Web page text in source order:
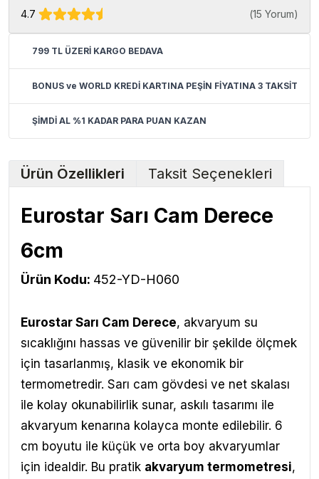
4.7 (15 Yorum)
799 TL ÜZERİ KARGO BEDAVA
BONUS ve WORLD KREDİ KARTINA PEŞİN FİYATINA 3 TAKSİT
ŞİMDİ AL %1 KADAR PARA PUAN KAZAN
Ürün Özellikleri Taksit Seçenekleri
Eurostar Sarı Cam Derece
6cm
Ürün Kodu: 452-YD-H060
Eurostar Sarı Cam Derece, akvaryum su
sıcaklığını hassas ve güvenilir bir şekilde ölçmek
için tasarlanmış, klasik ve ekonomik bir
termometredir. Sarı cam gövdesi ve net skalası
ile kolay okunabilirlik sunar, askılı tasarımı ile
akvaryum kenarına kolayca monte edilebilir. 6
cm boyutu ile küçük ve orta boy akvaryumlar
için idealdir. Bu pratik akvaryum termometresi,